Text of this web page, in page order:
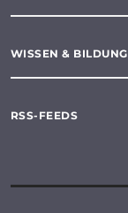
WISSEN & BILDUNG
RSS-FEEDS